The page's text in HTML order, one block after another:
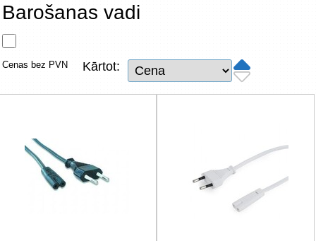
Tīkla produkti
TV, Foto un elektronika
Renewd tehnika, Outlet
Barošanas vadi
Cenas bez PVN Kārtot: